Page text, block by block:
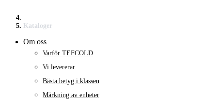
Kataloger
Om oss
Varför TEFCOLD
Vi levererar
Bästa betyg i klassen
Märkning av enheter